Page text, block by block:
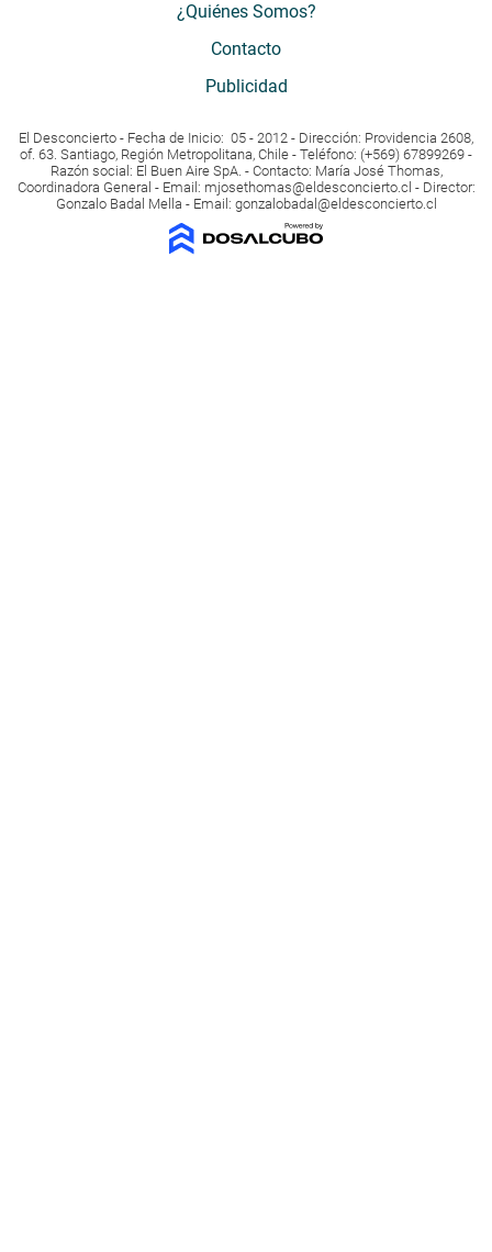
¿Quiénes Somos?
Contacto
Publicidad
El Desconcierto - Fecha de Inicio: 05 - 2012 - Dirección: Providencia 2608,
of. 63. Santiago, Región Metropolitana, Chile - Teléfono: (+569) 67899269 -
Razón social: El Buen Aire SpA. - Contacto: María José Thomas,
Coordinadora General - Email: mjosethomas@eldesconcierto.cl - Director:
Gonzalo Badal Mella - Email: gonzalobadal@eldesconcierto.cl